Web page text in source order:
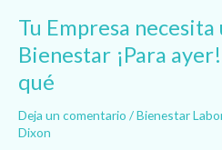
Tu Empresa
Bienestar ¡Para
qué
Deja un comentario /Bienestar
Dixon
qué